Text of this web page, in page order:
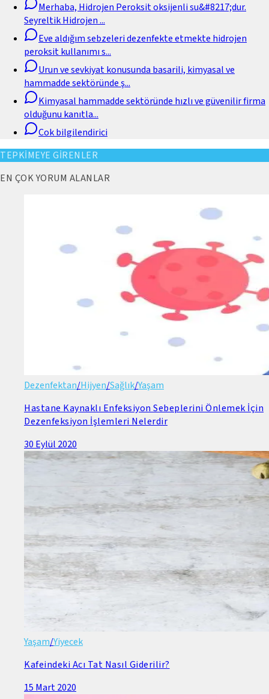
Merhaba, Hidrojen Peroksit oksijenli su&#8217;dur.
Seyreltik Hidrojen...
Eve aldığım sebzeleri dezenfekte etmekte hidrojen
peroksit kullanımı s...
Urun ve sevkiyat konusunda basarili, kimyasal ve
hammadde sektöründe ş...
Kimyasal hammadde sektöründe hızlı ve güvenilir firma
olduğunu kanıtla...
Cok bilgilendirici
TEPKİMEYE GİRENLER
EN ÇOK YORUM ALANLAR
Dezenfektan/Hijyen/Sağlık/Yaşam
Hastane Kaynaklı Enfeksiyon Sebeplerini Önlemek İçin
Dezenfeksiyon İşlemleri Nelerdir
30 Eylül 2020
Yaşam/Yiyecek
Kafeindeki Acı Tat Nasıl Giderilir?
15 Mart 2020